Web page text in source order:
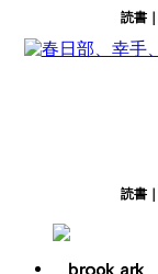
読書
読書